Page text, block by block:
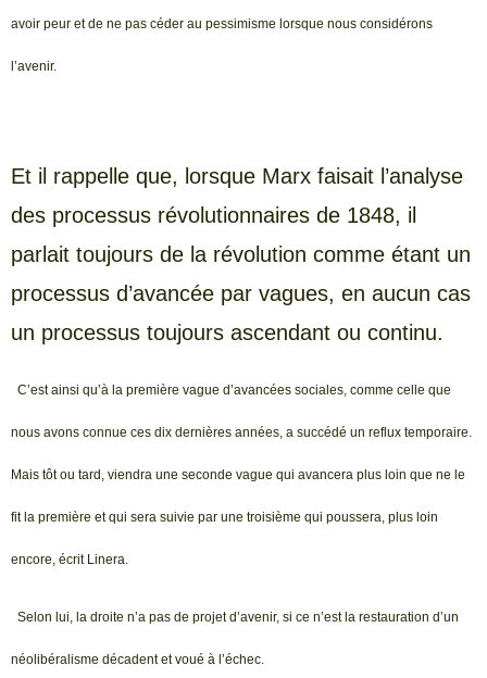
avoir peur et de ne pas céder au pessimisme lorsque nous considérons
l’avenir.
Et il rappelle que, lorsque Marx faisait l’analyse
des processus révolutionnaires de 1848, il
parlait toujours de la révolution comme étant un
processus d’avancée par vagues, en aucun cas
un processus toujours ascendant ou continu.
C’est ainsi qu’à la première vague d’avancées sociales, comme celle que
nous avons connue ces dix dernières années, a succédé un reflux temporaire.
Mais tôt ou tard, viendra une seconde vague qui avancera plus loin que ne le
fit la première et qui sera suivie par une troisième qui poussera, plus loin
encore, écrit Linera.
Selon lui, la droite n’a pas de projet d’avenir, si ce n’est la restauration d’un
néolibéralisme décadent et voué à l’échec.